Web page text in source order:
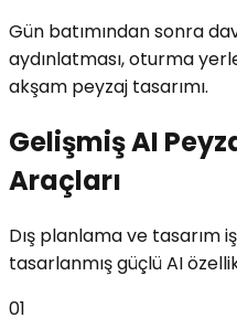
Gün batımından sonra
aydınlatması, oturma
akşam peyzaj tasarımı.
Gelişmiş AI
Araçları
Dış planlama ve tasarım
tasarlanmış güçlü AI
01